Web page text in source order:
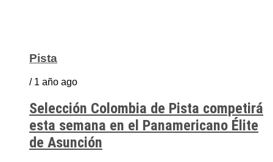
Pista
/ 1 año ago
Selección Colombia de Pista competirá
esta semana en el Panamericano Élite
de Asunción